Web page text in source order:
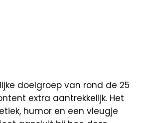
doelgroep van rond de 25
extra aantrekkelijk. Het
humor en een vleugje